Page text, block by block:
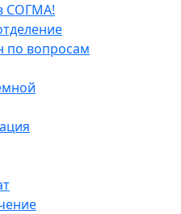
СОГМА!
по вопросам